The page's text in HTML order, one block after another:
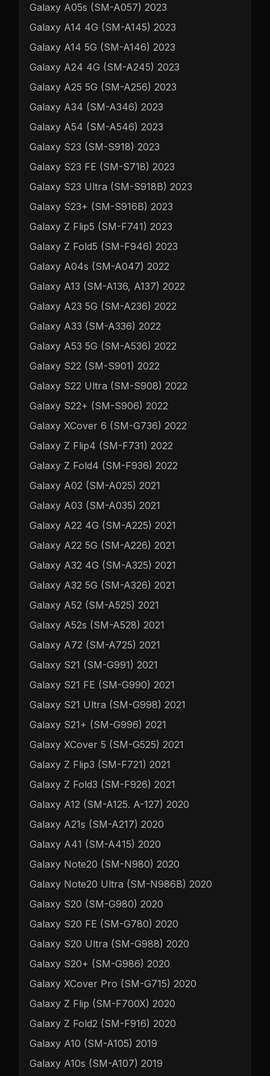
Galaxy A05s (SM-A057) 2023
Galaxy A14 4G (SM-A145) 2023
Galaxy A14 5G (SM-A146) 2023
Galaxy A24 4G (SM-A245) 2023
Galaxy A25 5G (SM-A256) 2023
Galaxy A34 (SM-A346) 2023
Galaxy A54 (SM-A546) 2023
Galaxy S23 (SM-S918) 2023
Galaxy S23 FE (SM-S718) 2023
Galaxy S23 Ultra (SM-S918B) 2023
Galaxy S23+ (SM-S916B) 2023
Galaxy Z Flip5 (SM-F741) 2023
Galaxy Z Fold5 (SM-F946) 2023
Galaxy A04s (SM-A047) 2022
Galaxy A13 (SM-A136, A137) 2022
Galaxy A23 5G (SM-A236) 2022
Galaxy A33 (SM-A336) 2022
Galaxy A53 5G (SM-A536) 2022
Galaxy S22 (SM-S901) 2022
Galaxy S22 Ultra (SM-S908) 2022
Galaxy S22+ (SM-S906) 2022
Galaxy XCover 6 (SM-G736) 2022
Galaxy Z Flip4 (SM-F731) 2022
Galaxy Z Fold4 (SM-F936) 2022
Galaxy A02 (SM-A025) 2021
Galaxy A03 (SM-A035) 2021
Galaxy A22 4G (SM-A225) 2021
Galaxy A22 5G (SM-A226) 2021
Galaxy A32 4G (SM-A325) 2021
Galaxy A32 5G (SM-A326) 2021
Galaxy A52 (SM-A525) 2021
Galaxy A52s (SM-A528) 2021
Galaxy A72 (SM-A725) 2021
Galaxy S21 (SM-G991) 2021
Galaxy S21 FE (SM-G990) 2021
Galaxy S21 Ultra (SM-G998) 2021
Galaxy S21+ (SM-G996) 2021
Galaxy XCover 5 (SM-G525) 2021
Galaxy Z Flip3 (SM-F721) 2021
Galaxy Z Fold3 (SM-F926) 2021
Galaxy A12 (SM-A125. A-127) 2020
Galaxy A21s (SM-A217) 2020
Galaxy A41 (SM-A415) 2020
Galaxy Note20 (SM-N980) 2020
Galaxy Note20 Ultra (SM-N986B) 2020
Galaxy S20 (SM-G980) 2020
Galaxy S20 FE (SM-G780) 2020
Galaxy S20 Ultra (SM-G988) 2020
Galaxy S20+ (SM-G986) 2020
Galaxy XCover Pro (SM-G715) 2020
Galaxy Z Flip (SM-F700X) 2020
Galaxy Z Fold2 (SM-F916) 2020
Galaxy A10 (SM-A105) 2019
Galaxy A10s (SM-A107) 2019